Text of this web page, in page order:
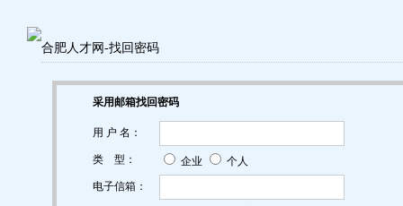
合肥人才网-找回密码
采用邮箱找回密码
用 户 名：
类 型： 企业
个人
电子信箱：